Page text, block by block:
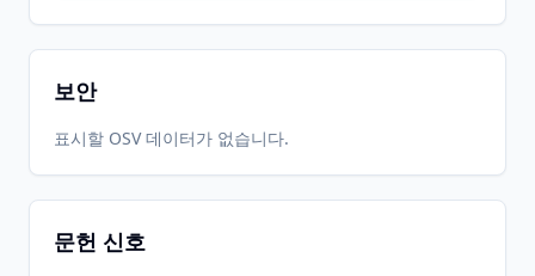
2026-
07-07
2026-
07-10
CRAN 0.3.2
보안
표시할 OSV 데이터가 없습니다.
문헌 신호